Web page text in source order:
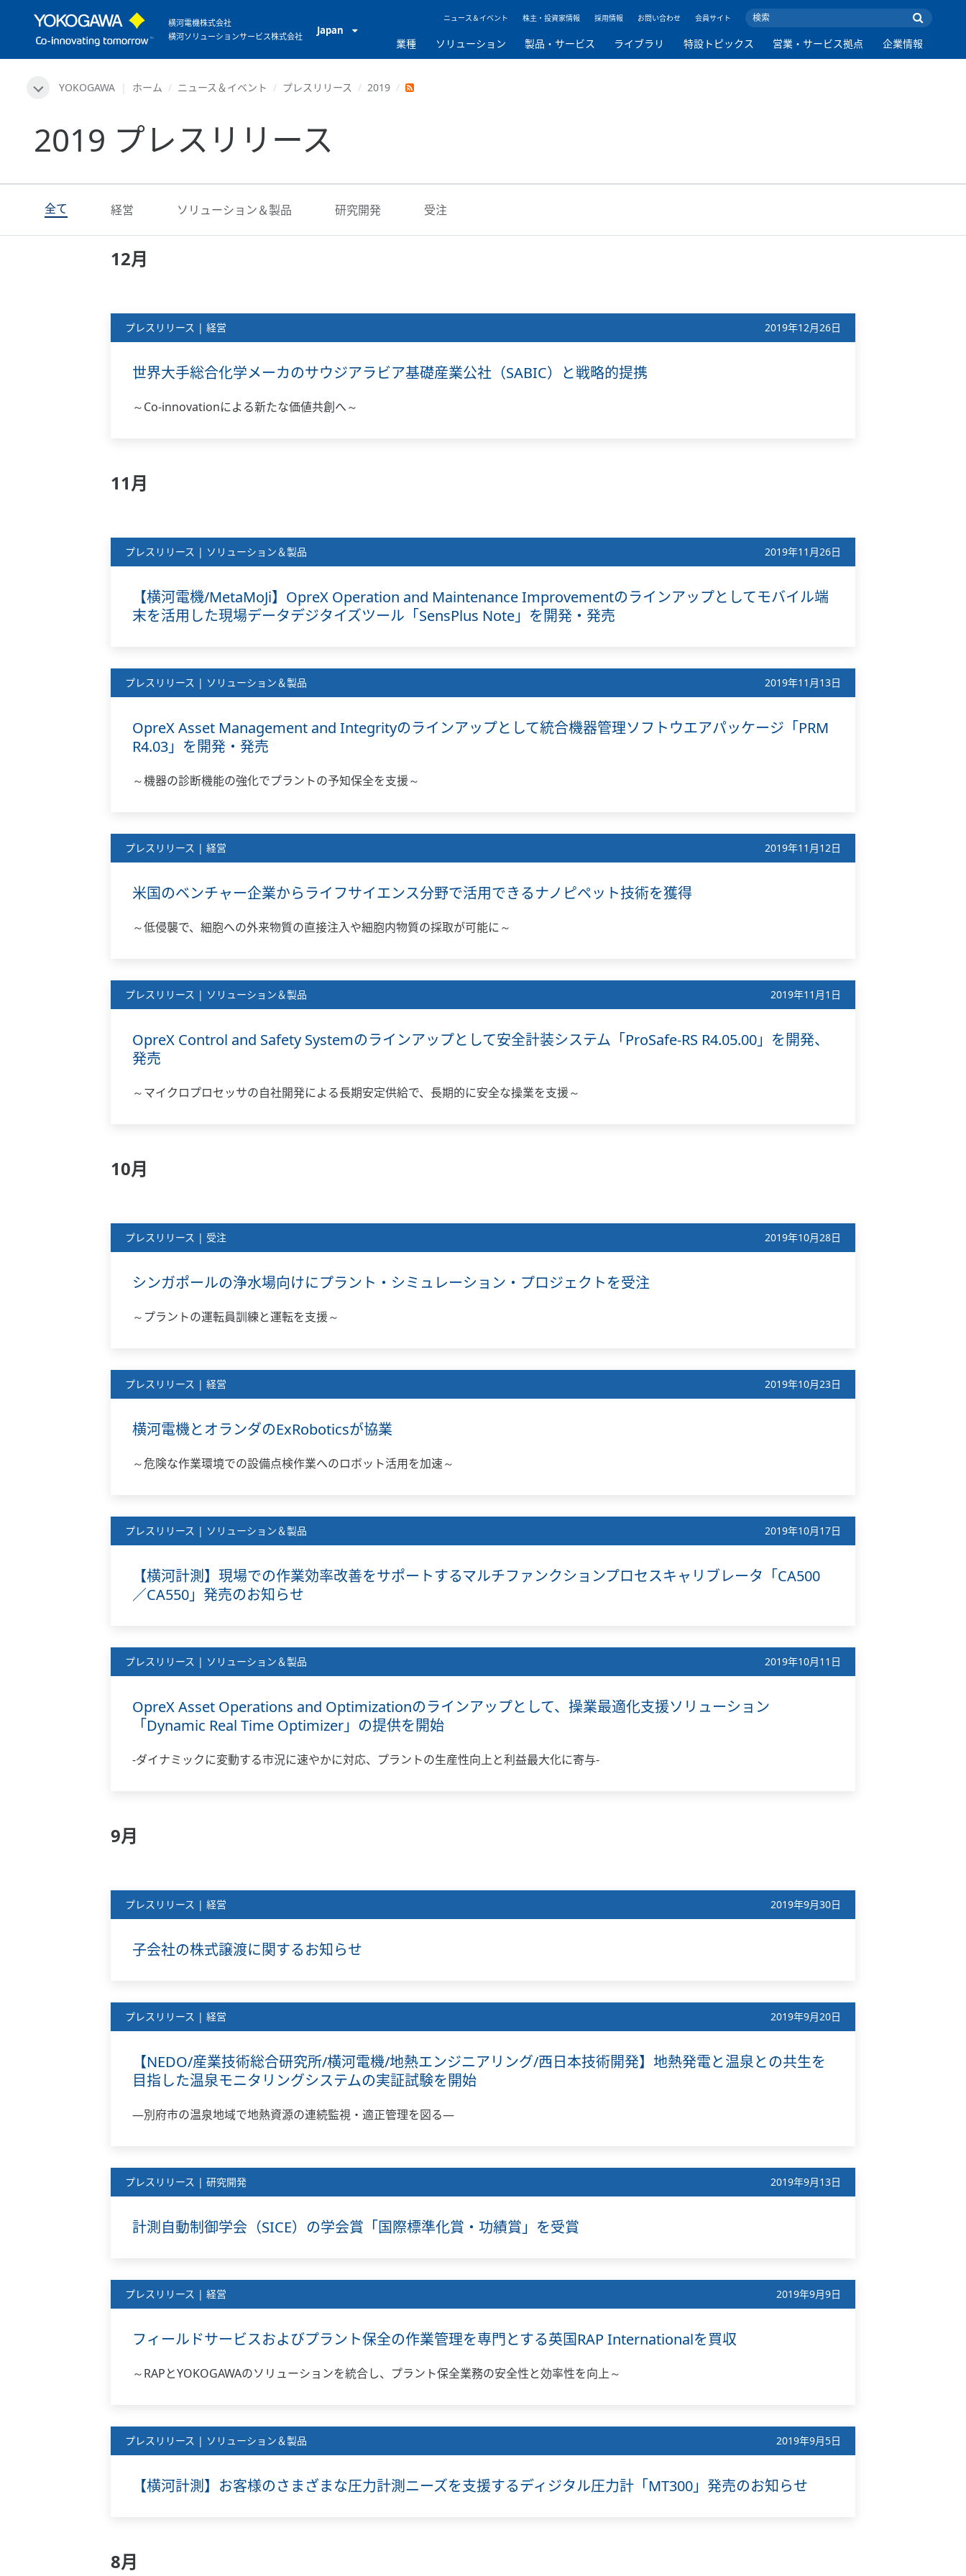
横河電機株式会社
横河ソリューションサービス株式会社
Japan
ニュース＆イベント 株主・投資家情報 採用情報 お問い合わせ 会員サイト
業種 ソリューション 製品・サービス ライブラリ 特設トピックス 営業・サービス拠点 企業情報
YOKOGAWA ホーム ニュース＆イベント プレスリリース 2019
2019 プレスリリース
全て 経営 ソリューション＆製品 研究開発 受注
12月
プレスリリース | 経営 2019年12月26日
世界大手総合化学メーカのサウジアラビア基礎産業公社（SABIC）と戦略的提携
～Co-innovationによる新たな価値共創へ～
11月
プレスリリース | ソリューション＆製品 2019年11月26日
【横河電機/MetaMoJi】OpreX Operation and Maintenance Improvementのラインアップとしてモバイル端
末を活用した現場データデジタイズツール「SensPlus Note」を開発・発売
プレスリリース | ソリューション＆製品 2019年11月13日
OpreX Asset Management and Integrityのラインアップとして統合機器管理ソフトウエアパッケージ「PRM
R4.03」を開発・発売
～機器の診断機能の強化でプラントの予知保全を支援～
プレスリリース | 経営 2019年11月12日
米国のベンチャー企業からライフサイエンス分野で活用できるナノピペット技術を獲得
～低侵襲で、細胞への外来物質の直接注入や細胞内物質の採取が可能に～
プレスリリース | ソリューション＆製品 2019年11月1日
OpreX Control and Safety Systemのラインアップとして安全計装システム「ProSafe-RS R4.05.00」を開発、
発売
～マイクロプロセッサの自社開発による長期安定供給で、長期的に安全な操業を支援～
10月
プレスリリース | 受注 2019年10月28日
シンガポールの浄水場向けにプラント・シミュレーション・プロジェクトを受注
～プラントの運転員訓練と運転を支援～
プレスリリース | 経営 2019年10月23日
横河電機とオランダのExRoboticsが協業
～危険な作業環境での設備点検作業へのロボット活用を加速～
プレスリリース | ソリューション＆製品 2019年10月17日
【横河計測】現場での作業効率改善をサポートするマルチファンクションプロセスキャリブレータ「CA500
／CA550」発売のお知らせ
プレスリリース | ソリューション＆製品 2019年10月11日
OpreX Asset Operations and Optimizationのラインアップとして、操業最適化支援ソリューション
「Dynamic Real Time Optimizer」の提供を開始
-ダイナミックに変動する市況に速やかに対応、プラントの生産性向上と利益最大化に寄与-
9月
プレスリリース | 経営 2019年9月30日
子会社の株式譲渡に関するお知らせ
プレスリリース | 経営 2019年9月20日
【NEDO/産業技術総合研究所/横河電機/地熱エンジニアリング/西日本技術開発】地熱発電と温泉との共生を
目指した温泉モニタリングシステムの実証試験を開始
―別府市の温泉地域で地熱資源の連続監視・適正管理を図る―
プレスリリース | 研究開発 2019年9月13日
計測自動制御学会（SICE）の学会賞「国際標準化賞・功績賞」を受賞
プレスリリース | 経営 2019年9月9日
フィールドサービスおよびプラント保全の作業管理を専門とする英国RAP Internationalを買収
～RAPとYOKOGAWAのソリューションを統合し、プラント保全業務の安全性と効率性を向上～
プレスリリース | ソリューション＆製品 2019年9月5日
【横河計測】お客様のさまざまな圧力計測ニーズを支援するディジタル圧力計「MT300」発売のお知らせ
8月